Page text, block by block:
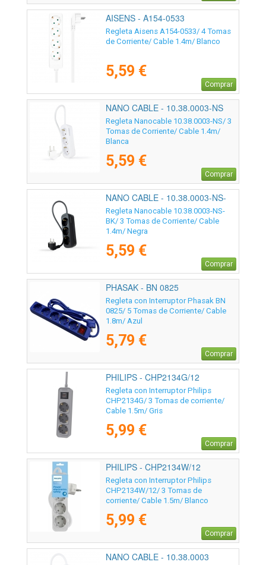
AISENS - A154-0533
Regleta Aisens A154-0533/ 4 Tomas
de Corriente/ Cable 1.4m/ Blanco
5,59 €
Comprar
NANO CABLE - 10.38.0003-NS
Regleta Nanocable 10.38.0003-NS/ 3
Tomas de Corriente/ Cable 1.4m/
Blanca
5,59 €
Comprar
NANO CABLE - 10.38.0003-NS-
BK
Regleta Nanocable 10.38.0003-NS-
BK/ 3 Tomas de Corriente/ Cable
1.4m/ Negra
5,59 €
Comprar
PHASAK - BN 0825
Regleta con Interruptor Phasak BN
0825/ 5 Tomas de Corriente/ Cable
1.8m/ Azul
5,79 €
Comprar
PHILIPS - CHP2134G/12
Regleta con Interruptor Philips
CHP2134G/ 3 Tomas de corriente/
Cable 1.5m/ Gris
5,99 €
Comprar
PHILIPS - CHP2134W/12
Regleta con Interruptor Philips
CHP2134W/12/ 3 Tomas de
corriente/ Cable 1.5m/ Blanco
5,99 €
Comprar
NANO CABLE - 10.38.0003